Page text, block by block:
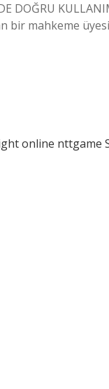
DOĞRU
bir mahkeme
online nttgame